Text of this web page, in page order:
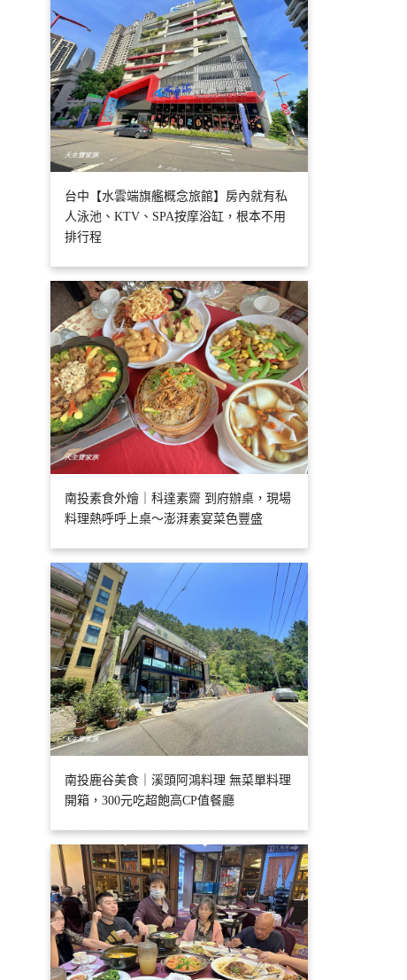
台中【水雲端旗艦概念旅館】房內就有私
人泳池、KTV、SPA按摩浴缸，根本不用
排行程
南投素食外燴｜科達素齋 到府辦桌，現場
料理熱呼呼上桌～澎湃素宴菜色豐盛
南投鹿谷美食｜溪頭阿鴻料理 無菜單料理
開箱，300元吃超飽高CP值餐廳